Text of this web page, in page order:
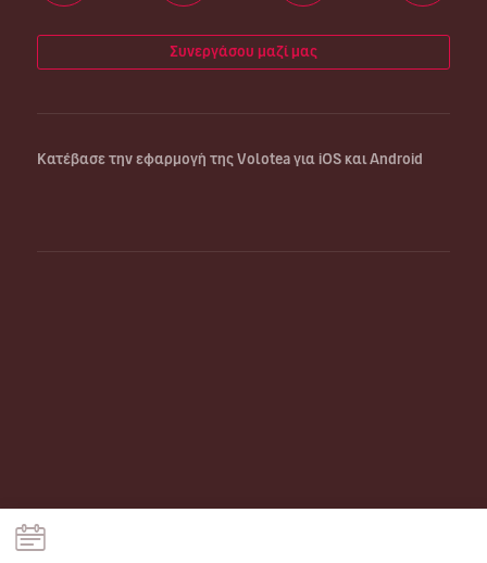
Συνεργάσου μαζί μας
Κατέβασε την εφαρμογή της Volotea για iOS και Android